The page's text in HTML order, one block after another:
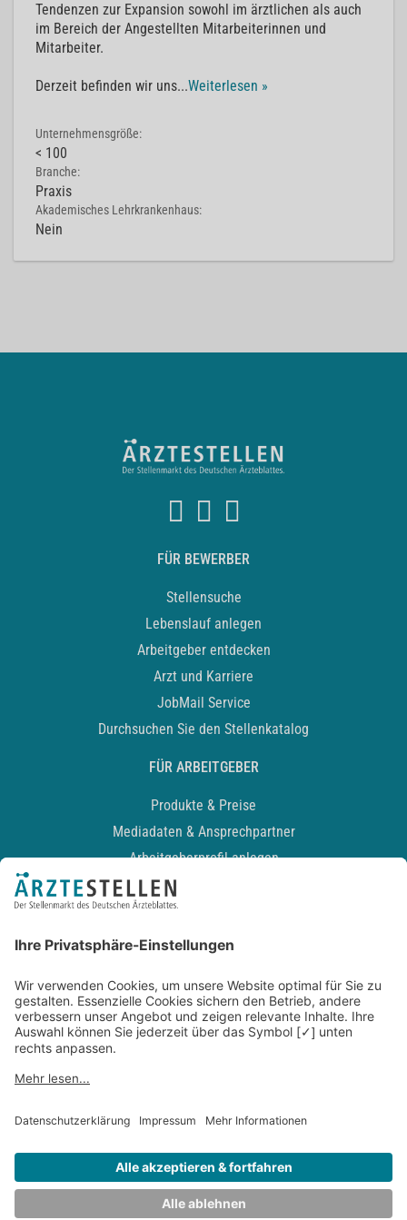
Tendenzen zur Expansion sowohl im ärztlichen als auch
im Bereich der Angestellten Mitarbeiterinnen und
Mitarbeiter.
Derzeit befinden wir uns...Weiterlesen »
Unternehmensgröße:
< 100
Branche:
Praxis
Akademisches Lehrkrankenhaus:
Nein
FÜR BEWERBER
Stellensuche
Lebenslauf anlegen
Arbeitgeber entdecken
Arzt und Karriere
JobMail Service
Durchsuchen Sie den Stellenkatalog
FÜR ARBEITGEBER
Produkte & Preise
Mediadaten & Ansprechpartner
Arbeitgeberprofil anlegen
Recruiting-Podcast
Kontakt
Datenschutz
Newsletter